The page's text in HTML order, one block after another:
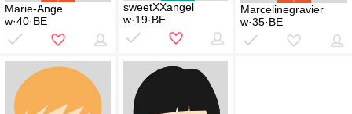
Marie-Ange
w·40·BE
sweetXXangel
w·19·BE
Marcelinegravier
w·35·BE